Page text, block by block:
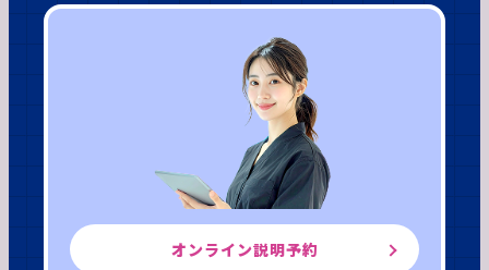
オンライン説明予約